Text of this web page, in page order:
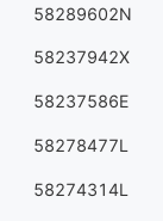
58289602N
58237942X
58237586E
58278477L
58274314L